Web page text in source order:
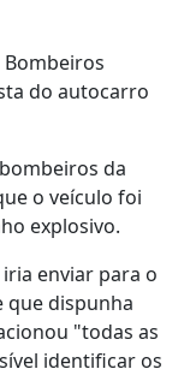
do autocarro
da
o veículo foi
explosivo.
enviar para o
que dispunha
"todas as
identificar os